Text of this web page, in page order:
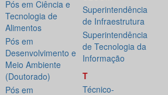
Pós em Ciência e
Tecnologia de
Alimentos
Pós em
Desenvolvimento e
Meio Ambiente
(Doutorado)
Pós em
Superintendência
de Infraestrutura
Superintendência
de Tecnologia da
Informação
T
Técnico-